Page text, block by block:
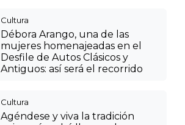
Cultura
Débora Arango, una de las
mujeres homenajeadas en el
Desfile de Autos Clásicos y
Antiguos: así será el recorrido
Cultura
Agéndese y viva la tradición